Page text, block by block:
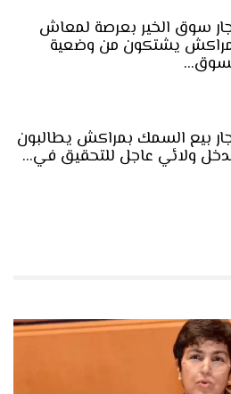
سوق الخير بعرصة لمعاش
يشتكون من وضعية
بيع السمك بمراكش يطالبون
ولائي عاجل للتحقيق في…